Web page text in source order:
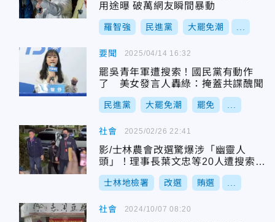
用途曝 破萬網友瞬間暴動
羅智強 民進黨 大罷免潮
要聞
罷吳青年軍遭搜索！國民黨有動作
了 美女發言人轟綠：掩蓋共諜醜聞
民進黨 大罷免潮 罷免
2025/04/14 16:32
社會
影/士林農會改選驚爆涉「幽靈人
頭」！理事長葉文忠等20人遭搜索帶
回
士林地檢署 改選 賄選
2025/02/26 22:41
社會 2024/10/07 08:20